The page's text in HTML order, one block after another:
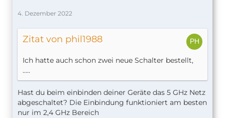
4. Dezember 2022
Zitat von phil1988
Ich hatte auch schon zwei neue Schalter bestellt,
.....
Hast du beim einbinden deiner Geräte das 5 GHz Netz
abgeschaltet? Die Einbindung funktioniert am besten
nur im 2,4 GHz Bereich